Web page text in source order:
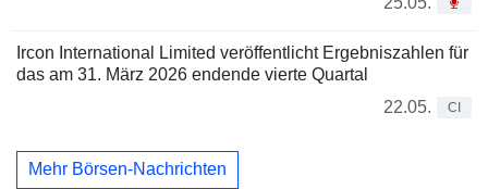
Ircon International Limited veröffentlicht Ergebniszahlen für
das am 31. März 2026 endende vierte Quartal
22.05.
CI
Mehr Börsen-Nachrichten